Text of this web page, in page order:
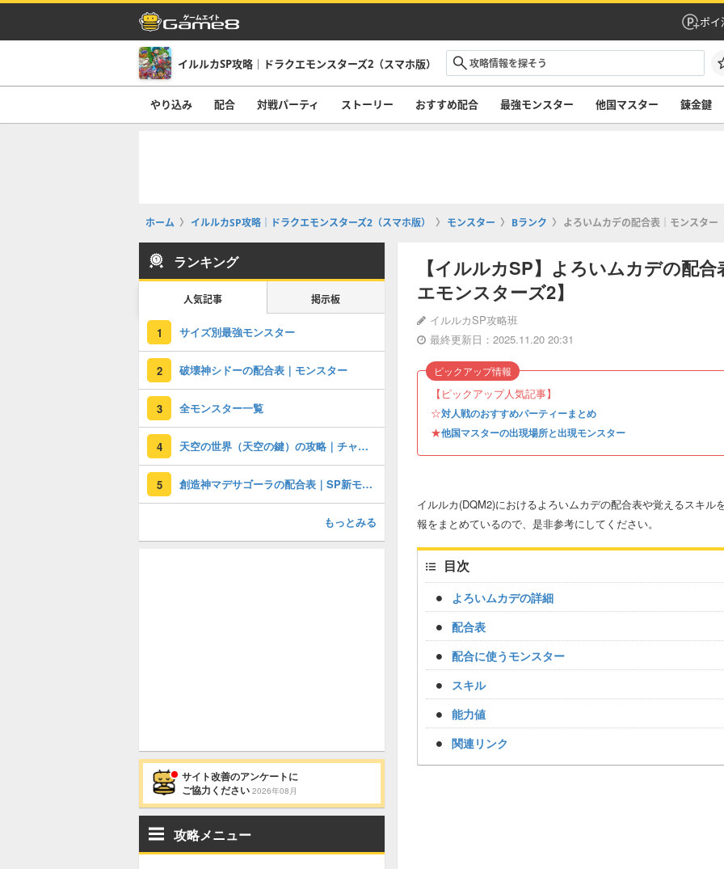
ポイ
イルルカSP攻略｜ドラクエモンスターズ2（スマホ版）
やり込み 配合 対戦パーティ ストーリー おすすめ配合 最強モンスター 他国マスター 錬金鍵
ホーム イルルカSP攻略｜ドラクエモンスターズ2（スマホ版） モンスター Bランク よろいムカデの配合表｜モンスター
【イルルカSP】よろいムカデの配
エモンスターズ2】
イルルカSP攻略班
最終更新日：2025.11.20 20:31
【ピックアップ人気記事】
☆対人戦のおすすめパーティーまとめ
★他国マスターの出現場所と出現モンスター
ピックアップ情報
イルルカ(DQM2)におけるよろいムカデの配合表や覚えるスキ
報をまとめているので、是非参考にしてください。
目次
よろいムカデの詳細
配合表
配合に使うモンスター
スキル
能力値
関連リンク
ランキング
人気記事 掲示板
1 サイズ別最強モンスター
2 破壊神シドーの配合表｜モンスター
3 全モンスター一覧
4 天空の世界（天空の鍵）の攻略｜チャート5
5 創造神マデサゴーラの配合表｜SP新モンスター
もっとみる
サイト改善のアンケートに
ご協力ください 2026年08月
攻略メニュー